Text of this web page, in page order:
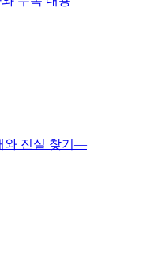
와 진실 찾기―